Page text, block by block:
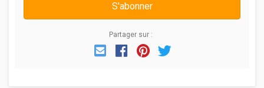
S'abonner
Partager sur :
EmailFacebook
Pinterest